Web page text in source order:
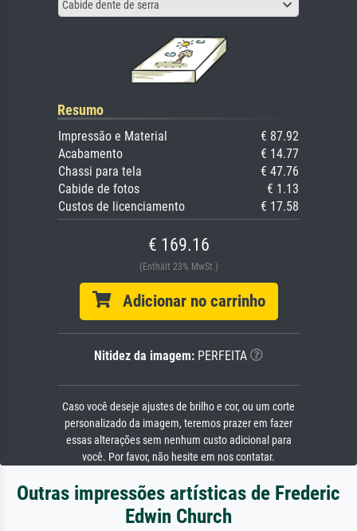
Cabide dente de serra
Resumo
Impressão e Material
€ 87.92
Acabamento
€ 14.77
Chassi para tela
€ 47.76
Cabide de fotos
€ 1.13
Custos de licenciamento
€ 17.58
€ 169.16
(Enthält 23% MwSt.)
Adicionar no carrinho
Nitidez da imagem: PERFEITA
Caso você deseje ajustes de brilho e cor, ou um corte
personalizado da imagem, teremos prazer em fazer
essas alterações sem nenhum custo adicional para
você. Por favor, não hesite em nos contatar.
Outras impressões artísticas de Frederic
Edwin Church